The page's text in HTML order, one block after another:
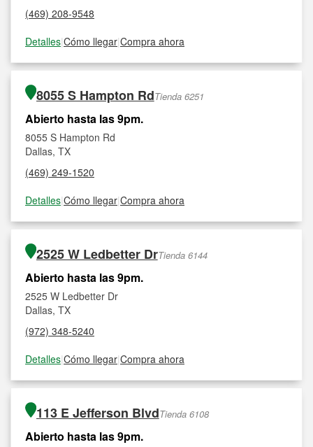
(469) 208-9548
Detalles|Cómo llegar|Compra ahora
8055 S Hampton RdTienda 6251
Abierto hasta las 9pm.
8055 S Hampton Rd
Dallas, TX
(469) 249-1520
Detalles|Cómo llegar|Compra ahora
2525 W Ledbetter DrTienda 6144
Abierto hasta las 9pm.
2525 W Ledbetter Dr
Dallas, TX
(972) 348-5240
Detalles|Cómo llegar|Compra ahora
113 E Jefferson BlvdTienda 6108
Abierto hasta las 9pm.